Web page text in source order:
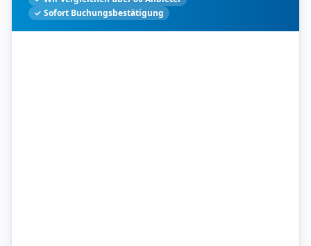
✓ Sofort Buchungsbestätigung